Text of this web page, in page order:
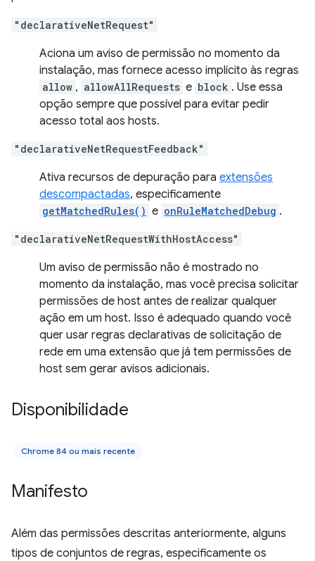
"declarativeNetRequest"
Aciona um aviso de permissão no momento da
instalação, mas fornece acesso implícito às regras
allow , allowAllRequests e block . Use essa
opção sempre que possível para evitar pedir
acesso total aos hosts.
"declarativeNetRequestFeedback"
Ativa recursos de depuração para extensões
descompactadas, especificamente
getMatchedRules() e onRuleMatchedDebug .
"declarativeNetRequestWithHostAccess"
Um aviso de permissão não é mostrado no
momento da instalação, mas você precisa solicitar
permissões de host antes de realizar qualquer
ação em um host. Isso é adequado quando você
quer usar regras declarativas de solicitação de
rede em uma extensão que já tem permissões de
host sem gerar avisos adicionais.
Disponibilidade
Chrome 84 ou mais recente
Manifesto
Além das permissões descritas anteriormente, alguns
tipos de conjuntos de regras, especificamente os